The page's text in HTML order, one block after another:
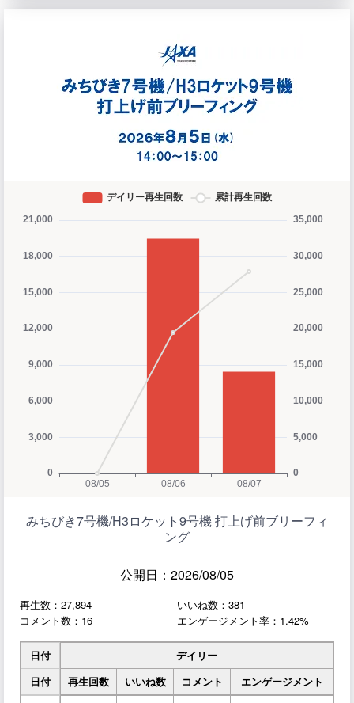
みちびき7号機/H3ロケット9号機 打上げ前ブリーフィ
ング
公開日：2026/08/05
再生数：27,894
いいね数：381
コメント数：16
エンゲージメント率：1.42%
日付
デイリー
日付
再生回数 いいね数 コメント
エンゲージメント